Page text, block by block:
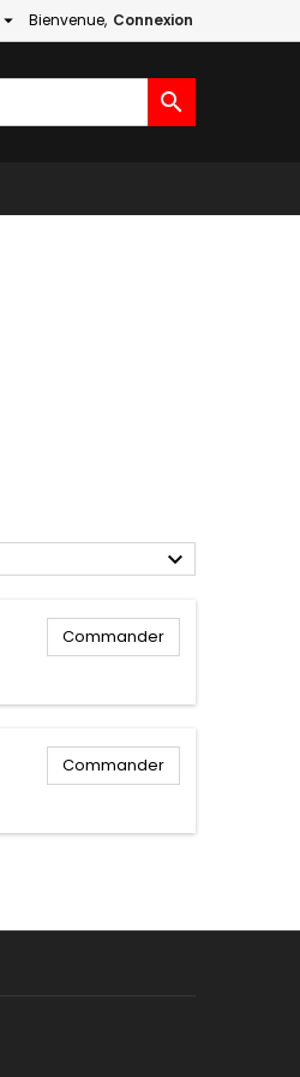
Bienvenue, Connexion



Commander
Commander